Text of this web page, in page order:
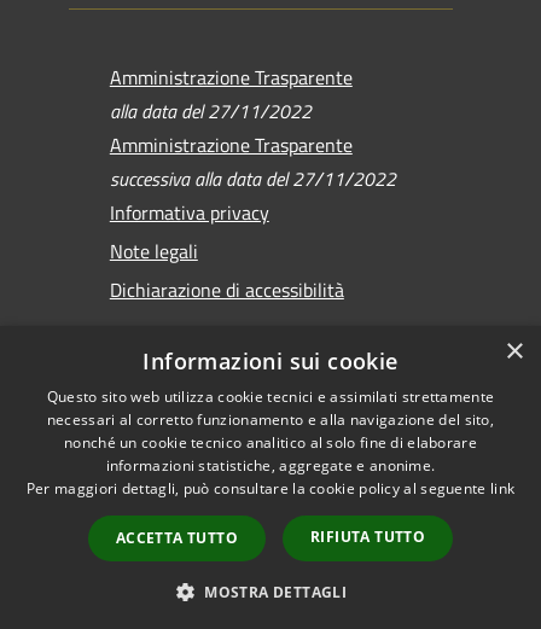
Amministrazione Trasparente
alla data del 27/11/2022
Amministrazione Trasparente
successiva alla data del 27/11/2022
Informativa privacy
Note legali
Dichiarazione di accessibilità
RSS
Accessibilità
Privacy
Cookie
Mappa del sito
Versione
Copyright © 2026 •
Comune di Sirmione •
Powered by
Municipium•
Accesso redazione
×
Informazioni sui cookie
Questo sito web utilizza cookie tecnici e assimilati strettamente
necessari al corretto funzionamento e alla navigazione del sito,
nonché un cookie tecnico analitico al solo fine di elaborare
informazioni statistiche, aggregate e anonime.
Per maggiori dettagli, può consultare la cookie policy al seguente link
ACCETTA TUTTO RIFIUTA TUTTO
MOSTRA DETTAGLI